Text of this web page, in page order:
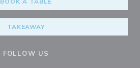
TAKEAWAY
FOLLOW US